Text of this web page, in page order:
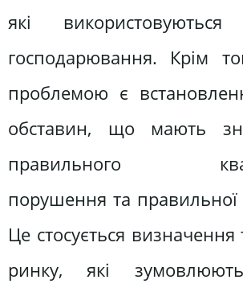
які використовуються
господарювання. Крім
проблемою є
обставин, що мають
правильного
порушення та правильної
Це стосується визначення
ринку, які